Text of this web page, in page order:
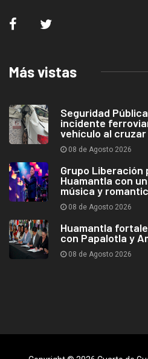
Más vistas
Seguridad
incidente
vehículo al cruzar
08 de Agosto 2026
Grupo
Huamantla con
música y
08 de Agosto 2026
Huamantla
con Papalotla y
08 de Agosto 2026